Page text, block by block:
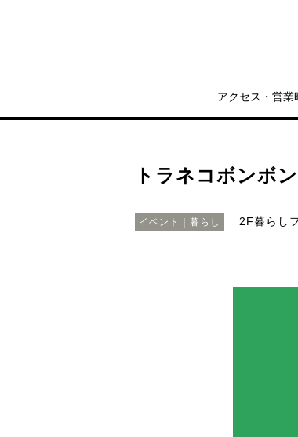
アクセス・営業
トラネコボンボ
イベント｜暮らし 2F暮らし